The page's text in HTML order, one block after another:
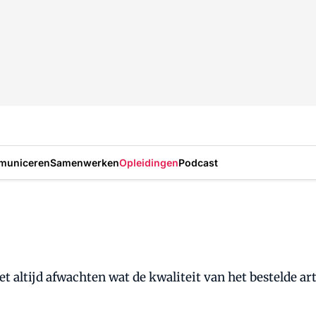
SamenwerkenOpleidingenPodcast
altijd afwachten wat de kwaliteit van het bestelde